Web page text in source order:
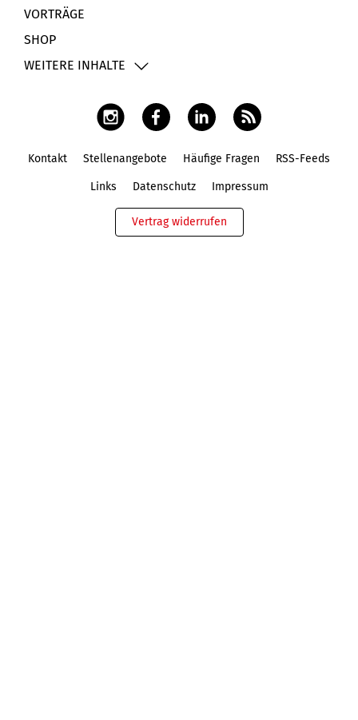
VORTRÄGE
SHOP
WEITERE INHALTE
Kontakt Stellenangebote Häufige Fragen RSS-Feeds
Links Datenschutz Impressum
Vertrag widerrufen